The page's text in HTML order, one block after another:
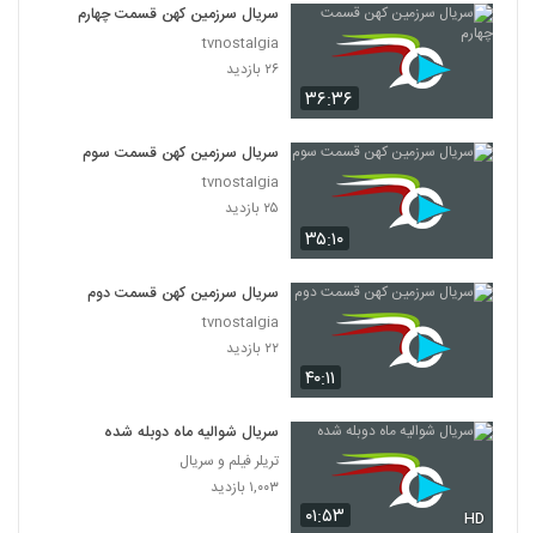
۳۶:۳۶
سریال سرزمین کهن قسمت چهارم
tvnostalgia
۲۶ بازدید
۳۵:۱۰
سریال سرزمین کهن قسمت سوم
tvnostalgia
۲۵ بازدید
۴۰:۱۱
سریال سرزمین کهن قسمت دوم
tvnostalgia
۲۲ بازدید
۰۱:۵۳ HD
سریال شوالیه ماه دوبله شده
تریلر فیلم و سریال
۱,۰۰۳ بازدید